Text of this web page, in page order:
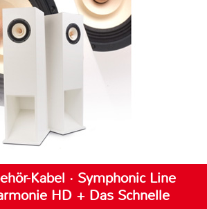
Kabel · Symphonic Line
HD + Das Schnelle